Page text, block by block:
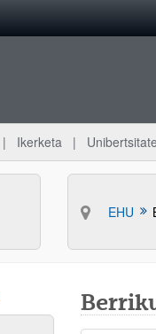
Ikerketa
EHU